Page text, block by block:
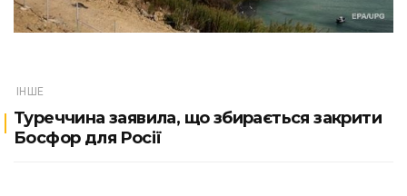
ІНШЕ
Туреччина заявила, що збирається закрити
Босфор для Росії